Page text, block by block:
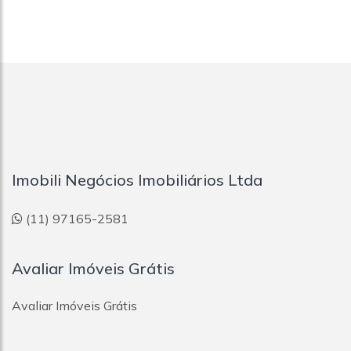
Imobili Negócios Imobiliários Ltda
(11) 97165-2581
Avaliar Imóveis Grátis
Avaliar Imóveis Grátis